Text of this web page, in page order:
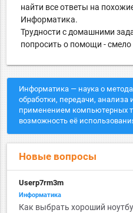
найти все ответы на
Информатика.
Трудности с домашними
попросить о помощи -
Информатика — наука о
обработки, передачи,
применением компьютерных
возможность её
Новые вопросы
Userp7rm3m
Информатика
Как выбрать хороший